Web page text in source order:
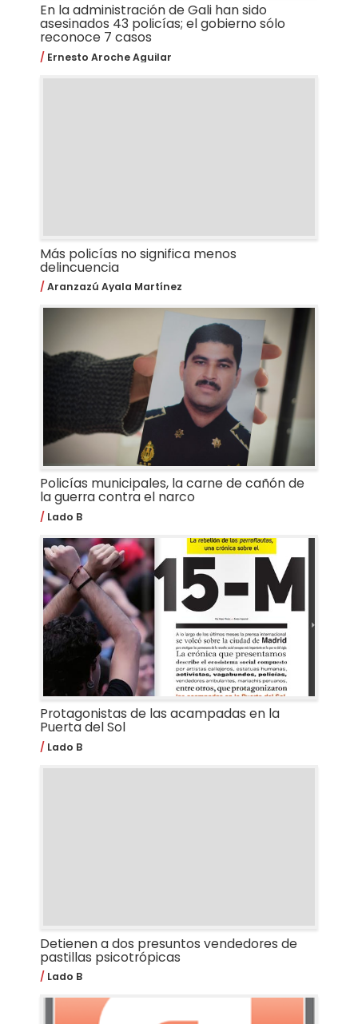
En la administración de Gali han sido
asesinados 43 policías; el gobierno sólo
reconoce 7 casos
Ernesto Aroche Aguilar
Más policías no significa menos
delincuencia
Aranzazú Ayala Martínez
Policías municipales, la carne de cañón de
la guerra contra el narco
Lado B
Protagonistas de las acampadas en la
Puerta del Sol
Lado B
Detienen a dos presuntos vendedores de
pastillas psicotrópicas
Lado B